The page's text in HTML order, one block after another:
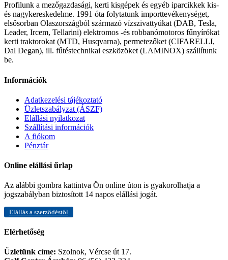
Profilunk a mezőgazdasági, kerti kisgépek és egyéb iparcikkek kis-
és nagykereskedelme. 1991 óta folytatunk importtevékenységet,
elsősorban Olaszországból származó vízszivattyúkat (DAB, Tesla,
Leader, Ircem, Tellarini) elektromos -és robbanómotoros fűnyírókat
kerti traktorokat (MTD, Husqvarna), permetezőket (CIFARELLI,
Dal Degan), ill. fűtéstechnikai eszközöket (LAMINOX) szállítunk
be.
Információk
Adatkezelési tájékoztató
Üzletszabályzat (ÁSZF)
Elállási nyilatkozat
Szállítási információk
A fiókom
Pénztár
Online elállási űrlap
Az alábbi gombra kattintva Ön online úton is gyakorolhatja a
jogszabályban biztosított 14 napos elállási jogát.
Elállás a szerződéstől
Elérhetőség
Üzletünk címe: Szolnok, Vércse út 17.